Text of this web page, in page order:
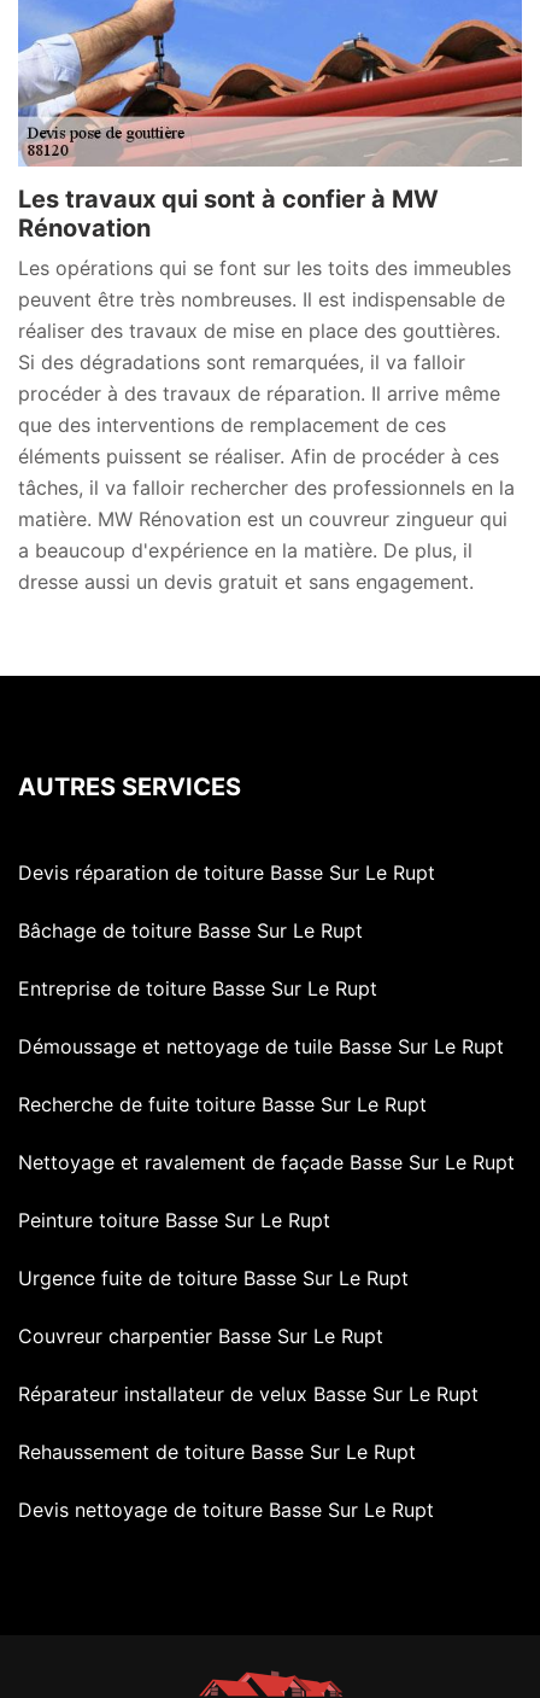
Les travaux qui sont à confier à MW
Rénovation
Les opérations qui se font sur les toits des immeubles
peuvent être très nombreuses. Il est indispensable de
réaliser des travaux de mise en place des gouttières.
Si des dégradations sont remarquées, il va falloir
procéder à des travaux de réparation. Il arrive même
que des interventions de remplacement de ces
éléments puissent se réaliser. Afin de procéder à ces
tâches, il va falloir rechercher des professionnels en la
matière. MW Rénovation est un couvreur zingueur qui
a beaucoup d'expérience en la matière. De plus, il
dresse aussi un devis gratuit et sans engagement.
AUTRES SERVICES
Devis réparation de toiture Basse Sur Le Rupt
Bâchage de toiture Basse Sur Le Rupt
Entreprise de toiture Basse Sur Le Rupt
Démoussage et nettoyage de tuile Basse Sur Le Rupt
Recherche de fuite toiture Basse Sur Le Rupt
Nettoyage et ravalement de façade Basse Sur Le Rupt
Peinture toiture Basse Sur Le Rupt
Urgence fuite de toiture Basse Sur Le Rupt
Couvreur charpentier Basse Sur Le Rupt
Réparateur installateur de velux Basse Sur Le Rupt
Rehaussement de toiture Basse Sur Le Rupt
Devis nettoyage de toiture Basse Sur Le Rupt